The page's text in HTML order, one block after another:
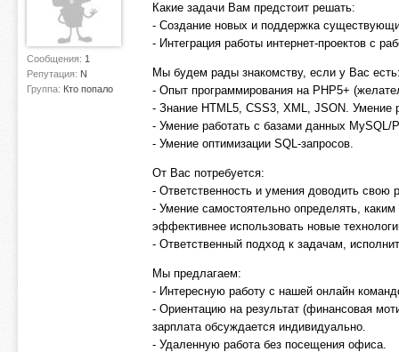
Сообщения: 1
Репутация: N
Группа: Кто попало
Какие задачи Вам предстоит решать:
- Создание новых и поддержка
- Интеграция работы интернет-проектов с
Мы будем рады знакомству, если у Вас
- Опыт программирования на PHP5+
- Знание HTML5, CSS3, XML, JSON. Умение
- Умение работать с базами данных MySQL/
- Умение оптимизации SQL-запросов.
От Вас потребуется:
- Ответственность и умения доводить свою
- Умение самостоятельно определять,
эффективнее использовать новые
- Ответственный подход к задачам,
Мы предлагаем:
- Интересную работу с нашей онлайн
- Ориентацию на результат (финансовая
зарплата обсуждается индивидуально.
- Удаленную работа без посещения офиса.